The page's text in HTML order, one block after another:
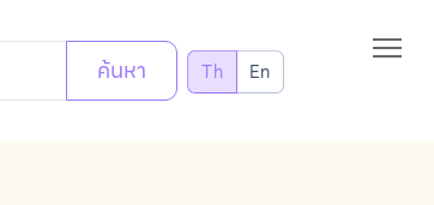
ค้นหา Th En